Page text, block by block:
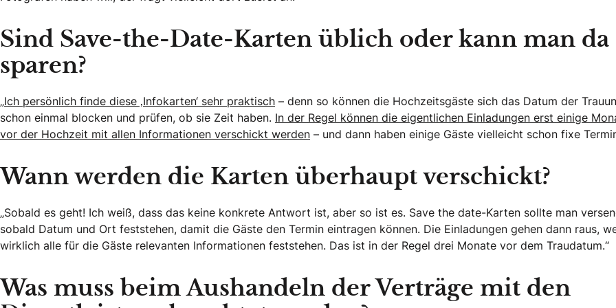
Sind Save-the-Date-Karten üblich oder kann man da
sparen?
„Ich persönlich finde diese ‚Infokarten‘ sehr praktisch – denn so können die Hochzeitsgäste sich das Datum der
schon einmal blocken und prüfen, ob sie Zeit haben. In der Regel können die eigentlichen Einladungen erst einige
vor der Hochzeit mit allen Informationen verschickt werden – und dann haben einige Gäste vielleicht schon fixe
Wann werden die Karten überhaupt verschickt?
„Sobald es geht! Ich weiß, dass das keine konkrete Antwort ist, aber so ist es. Save the date-Karten sollte man
sobald Datum und Ort feststehen, damit die Gäste den Termin eintragen können. Die Einladungen gehen dann raus,
wirklich alle für die Gäste relevanten Informationen feststehen. Das ist in der Regel drei Monate vor dem Traudatum.“
Was muss beim Aushandeln der Verträge mit den